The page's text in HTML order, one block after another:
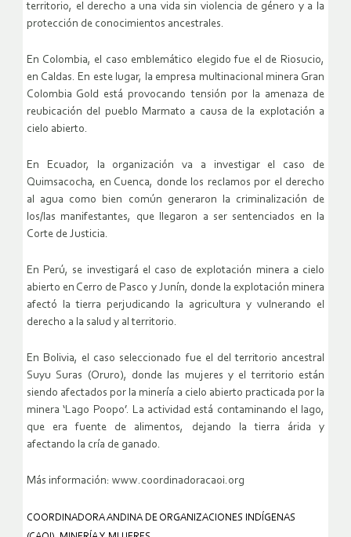
territorio, el derecho a una vida sin violencia de género y a la
protección de conocimientos ancestrales.
En Colombia, el caso emblemático elegido fue el de Riosucio,
en Caldas. En este lugar, la empresa multinacional minera Gran
Colombia Gold está provocando tensión por la amenaza de
reubicación del pueblo Marmato a causa de la explotación a
cielo abierto.
En Ecuador, la organización va a investigar el caso de
Quimsacocha, en Cuenca, donde los reclamos por el derecho
al agua como bien común generaron la criminalización de
los/las manifestantes, que llegaron a ser sentenciados en la
Corte de Justicia.
En Perú, se investigará el caso de explotación minera a cielo
abierto en Cerro de Pasco y Junín, donde la explotación minera
afectó la tierra perjudicando la agricultura y vulnerando el
derecho a la salud y al territorio.
En Bolivia, el caso seleccionado fue el del territorio ancestral
Suyu Suras (Oruro), donde las mujeres y el territorio están
siendo afectados por la minería a cielo abierto practicada por la
minera ‘Lago Poopo’. La actividad está contaminando el lago,
que era fuente de alimentos, dejando la tierra árida y
afectando la cría de ganado.
Más información: www.coordinadoracaoi.org
COORDINADORA ANDINA DE ORGANIZACIONES INDÍGENAS